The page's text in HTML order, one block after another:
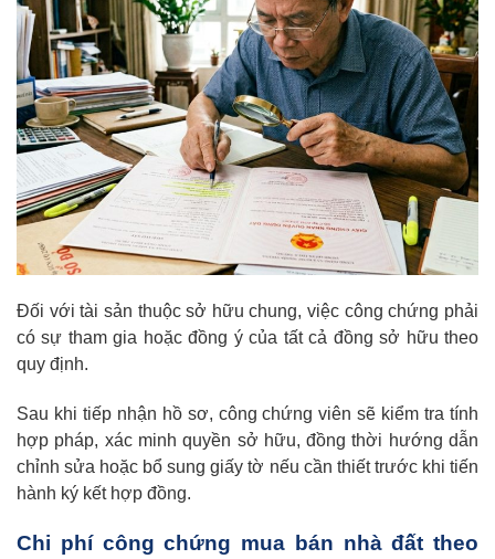
Đối với tài sản thuộc sở hữu chung, việc công chứng phải
có sự tham gia hoặc đồng ý của tất cả đồng sở hữu theo
quy định.
Sau khi tiếp nhận hồ sơ, công chứng viên sẽ kiểm tra tính
hợp pháp, xác minh quyền sở hữu, đồng thời hướng dẫn
chỉnh sửa hoặc bổ sung giấy tờ nếu cần thiết trước khi tiến
hành ký kết hợp đồng.
Chi phí công chứng mua bán nhà đất theo